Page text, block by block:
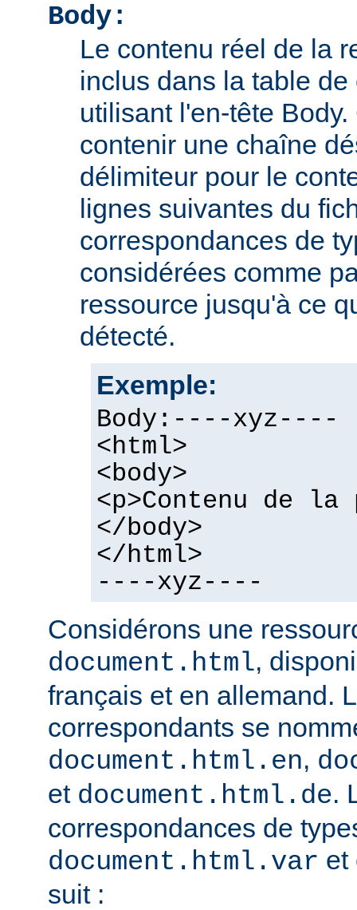
Body:
Le contenu réel de la
inclus dans la table
utilisant l'en-tête
contenir une chaîne
délimiteur pour le
lignes suivantes du
correspondances de
considérées comme
ressource jusqu'à ce
détecté.
Exemple:
Body:----xyz----
<html>
<body>
<p>Contenu de la
</body>
</html>
----xyz----
Considérons une
document.html,
français et en allemand.
correspondants se
document.html.en,
et document.html.de.
correspondances de
document.html.var et
suit :